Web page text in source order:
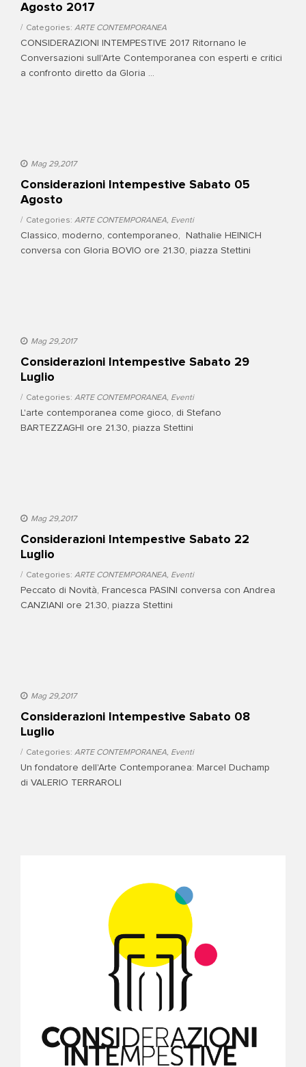
Agosto 2017
Categories: ARTE CONTEMPORANEA
CONSIDERAZIONI INTEMPESTIVE 2017 Ritornano le
Conversazioni sull'Arte Contemporanea con esperti e critici
a confronto diretto da Gloria ...
Mag 29,2017
Considerazioni Intempestive Sabato 05
Agosto
Categories: ARTE CONTEMPORANEA, Eventi
Classico, moderno, contemporaneo, Nathalie HEINICH
conversa con Gloria BOVIO ore 21.30, piazza Stettini
Mag 29,2017
Considerazioni Intempestive Sabato 29
Luglio
Categories: ARTE CONTEMPORANEA, Eventi
L'arte contemporanea come gioco, di Stefano
BARTEZZAGHI ore 21.30, piazza Stettini
Mag 29,2017
Considerazioni Intempestive Sabato 22
Luglio
Categories: ARTE CONTEMPORANEA, Eventi
Peccato di Novità, Francesca PASINI conversa con Andrea
CANZIANI ore 21.30, piazza Stettini
Mag 29,2017
Considerazioni Intempestive Sabato 08
Luglio
Categories: ARTE CONTEMPORANEA, Eventi
Un fondatore dell'Arte Contemporanea: Marcel Duchamp
di VALERIO TERRAROLI